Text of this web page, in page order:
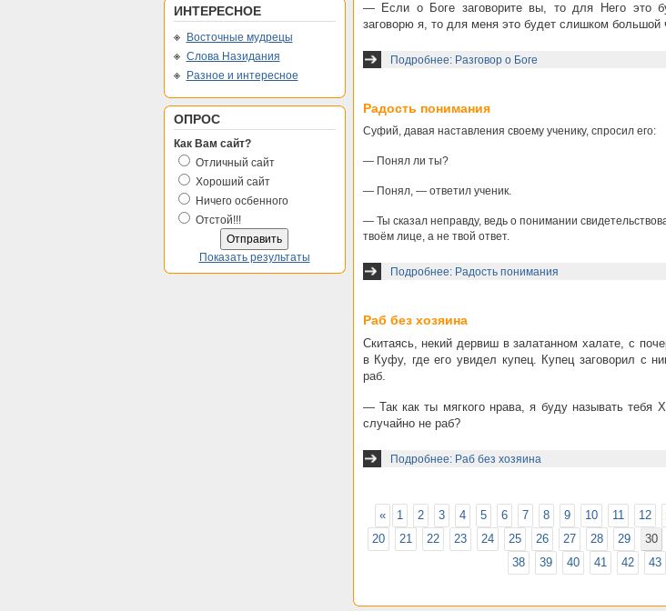
ИНТЕРЕСНОЕ
Восточные мудрецы
Слова Назидания
Разное и интересное
ОПРОС
Как Вам сайт?
Отличный сайт
Хороший сайт
Ничего осбенного
Отстой!!!
Показать результаты
— Если о Боге заговорите вы, то для Него это
заговорю я, то для меня это будет слишком большой
Подробнее: Разговор о Боге
Радость понимания
Суфий, давая наставления своему ученику, спросил его:
— Понял ли ты?
— Понял, — ответил ученик.
— Ты сказал неправду, ведь о понимании
твоём лице, а не твой ответ.
Подробнее: Радость понимания
Раб без хозяина
Скитаясь, некий дервиш в залатанном халате, с
в Куфу, где его увидел купец. Купец заговорил с
раб.
— Так как ты мягкого нрава, я буду называть
случайно не раб?
Подробнее: Раб без хозяина
« 1 2 3 4 5 6 7 8 9 10 11 12
20
21 22 23 24 25 26 27 28 29 30
38
39 40 41 42 43